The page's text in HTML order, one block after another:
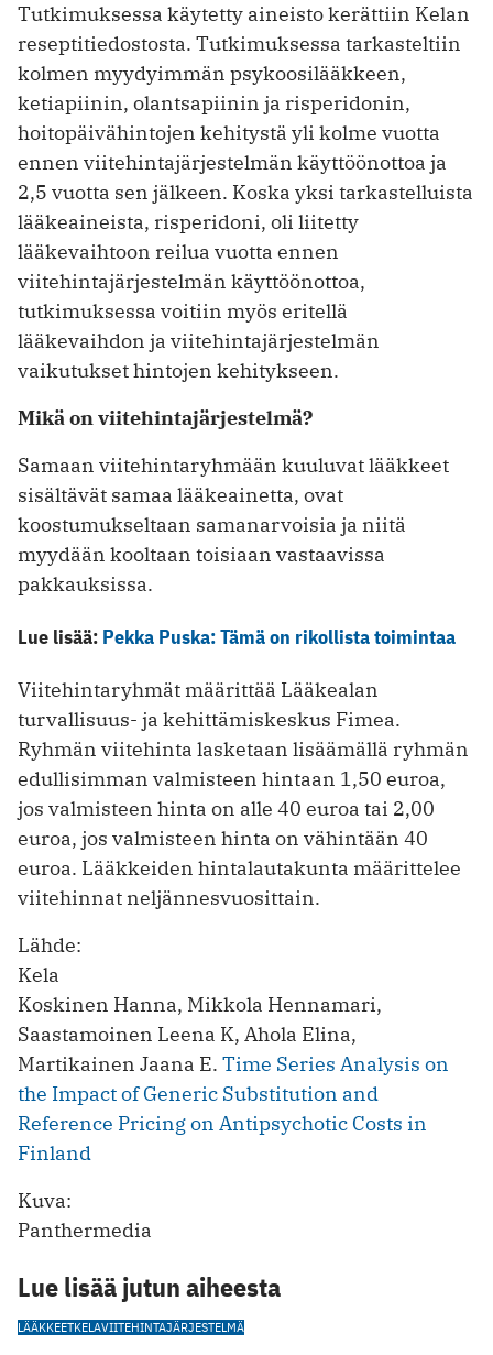
Tutkimuksessa käytetty aineisto kerättiin Kelan
reseptitiedostosta. Tutkimuksessa tarkasteltiin
kolmen myydyimmän psykoosilääkkeen,
ketiapiinin, olantsapiinin ja risperidonin,
hoitopäivähintojen kehitystä yli kolme vuotta
ennen viitehintajärjestelmän käyttöönottoa ja
2,5 vuotta sen jälkeen. Koska yksi tarkastelluista
lääkeaineista, risperidoni, oli liitetty
lääkevaihtoon reilua vuotta ennen
viitehintajärjestelmän käyttöönottoa,
tutkimuksessa voitiin myös eritellä
lääkevaihdon ja viitehintajärjestelmän
vaikutukset hintojen kehitykseen.
Mikä on viitehintajärjestelmä?
Samaan viitehintaryhmään kuuluvat lääkkeet
sisältävät samaa lääkeainetta, ovat
koostumukseltaan samanarvoisia ja niitä
myydään kooltaan toisiaan vastaavissa
pakkauksissa.
Lue lisää: Pekka Puska: Tämä on rikollista toimintaa
Viitehintaryhmät määrittää Lääkealan
turvallisuus- ja kehittämiskeskus Fimea.
Ryhmän viitehinta lasketaan lisäämällä ryhmän
edullisimman valmisteen hintaan 1,50 euroa,
jos valmisteen hinta on alle 40 euroa tai 2,00
euroa, jos valmisteen hinta on vähintään 40
euroa. Lääkkeiden hintalautakunta määrittelee
viitehinnat neljännesvuosittain.
Lähde:
Kela
Koskinen Hanna, Mikkola Hennamari,
Saastamoinen Leena K, Ahola Elina,
Martikainen Jaana E. Time Series Analysis on
the Impact of Generic Substitution and
Reference Pricing on Antipsychotic Costs in
Finland
Kuva:
Panthermedia
Lue lisää jutun aiheesta
LÄÄKKEETKELAVIITEHINTAJÄRJESTELMÄ